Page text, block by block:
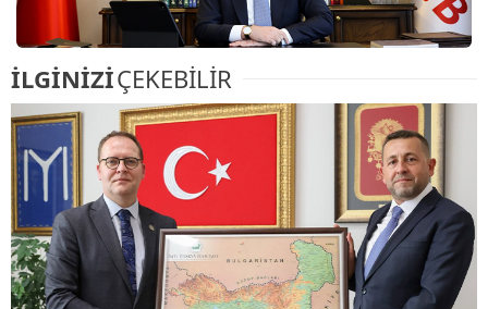
İLGİNİZİÇEKEBİLİR